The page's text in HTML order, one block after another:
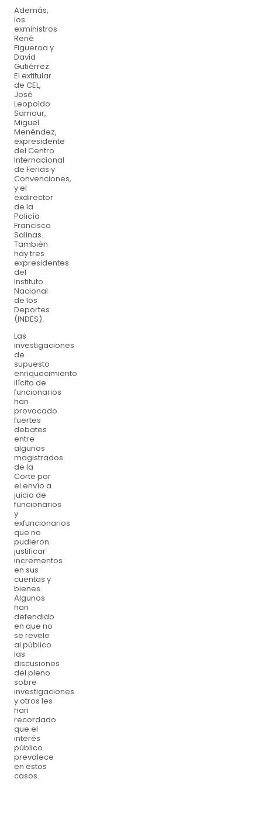
Además,
los
exministros
René
Figueroa y
David
Gutiérrez.
El extitular
de CEL,
José
Leopoldo
Samour,
Miguel
Menéndez,
expresidente
del Centro
Internacional
de Ferias y
Convenciones,
y el
exdirector
de la
Policía
Francisco
Salinas.
También
hay tres
expresidentes
del
Instituto
Nacional
de los
Deportes
(INDES).
Las
investigaciones
de
supuesto
enriquecimiento
ilícito de
funcionarios
han
provocado
fuertes
debates
entre
algunos
magistrados
de la
Corte por
el envío a
juicio de
funcionarios
y
exfuncionarios
que no
pudieron
justificar
incrementos
en sus
cuentas y
bienes.
Algunos
han
defendido
en que no
se revele
al público
las
discusiones
del pleno
sobre
investigaciones
y otros les
han
recordado
que el
interés
público
prevalece
en estos
casos.